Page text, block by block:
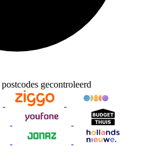
postcodes gecontroleerd